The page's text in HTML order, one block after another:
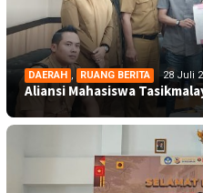
DAERAH , RUANG BERITA 28 Juli
Aliansi Mahasiswa